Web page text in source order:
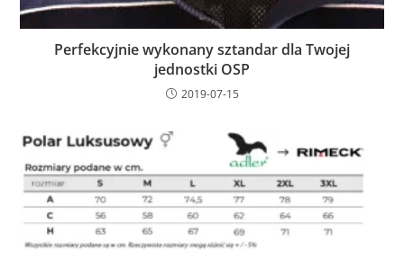
Perfekcyjnie wykonany sztandar dla Twojej
jednostki OSP
2019-07-15